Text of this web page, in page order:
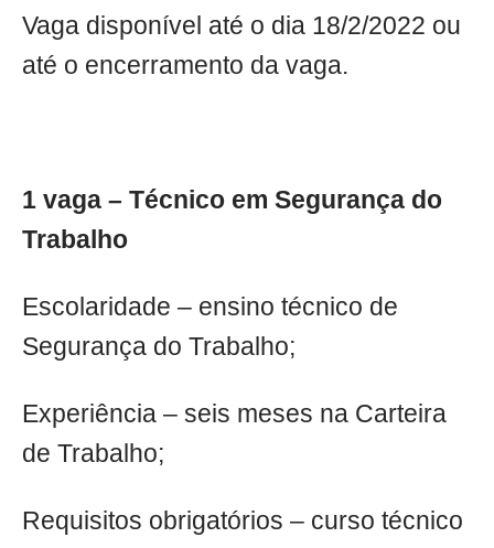
Vaga disponível até o dia 18/2/2022 ou
até o encerramento da vaga.
1 vaga – Técnico em Segurança do
Trabalho
Escolaridade – ensino técnico de
Segurança do Trabalho;
Experiência – seis meses na Carteira
de Trabalho;
Requisitos obrigatórios – curso técnico